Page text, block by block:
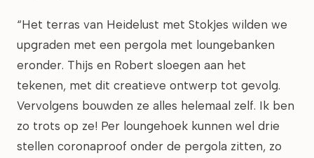
“Het terras van Heidelust met Stokjes wilden we
upgraden met een pergola met loungebanken
eronder. Thijs en Robert sloegen aan het
tekenen, met dit creatieve ontwerp tot gevolg.
Vervolgens bouwden ze alles helemaal zelf. Ik ben
zo trots op ze! Per loungehoek kunnen wel drie
stellen coronaproof onder de pergola zitten, zo